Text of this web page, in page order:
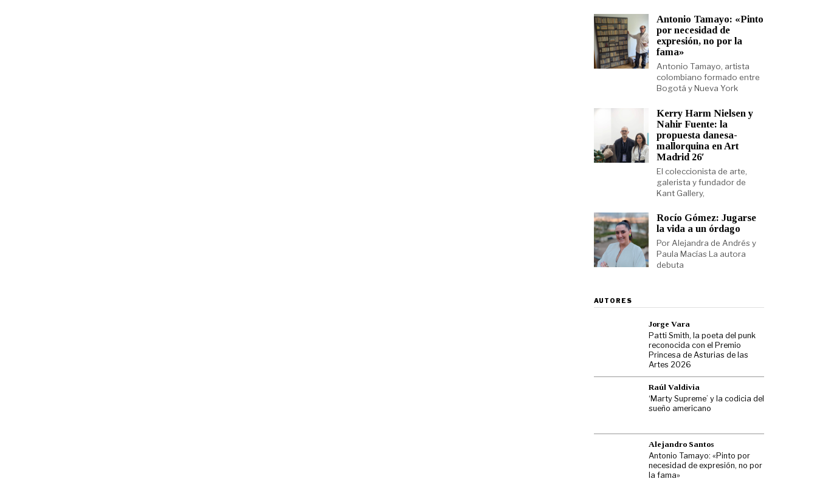
Antonio Tamayo: «Pinto
por necesidad de
expresión, no por la
fama»
Antonio Tamayo, artista
colombiano formado entre
Bogotá y Nueva York
Kerry Harm Nielsen y
Nahir Fuente: la
propuesta danesa-
mallorquina en Art
Madrid 26′
El coleccionista de arte,
galerista y fundador de
Kant Gallery,
Rocío Gómez: Jugarse
la vida a un órdago
Por Alejandra de Andrés y
Paula Macías La autora
debuta
AUTORES
Jorge Vara
Patti Smith, la poeta del punk
reconocida con el Premio
Princesa de Asturias de las
Artes 2026
Raúl Valdivia
‘Marty Supreme’ y la codicia del
sueño americano
Alejandro Santos
Antonio Tamayo: «Pinto por
necesidad de expresión, no por
la fama»